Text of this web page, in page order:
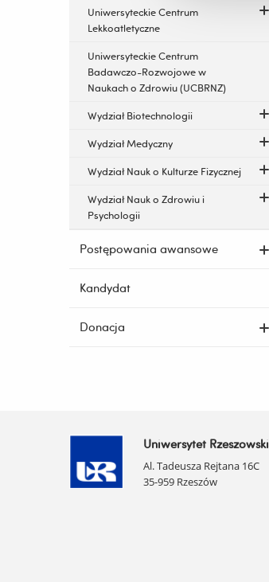
Uniwersyteckie Centrum
Lekkoatletyczne
Uniwersyteckie Centrum
Badawczo-Rozwojowe w
Naukach o Zdrowiu (UCBRNZ)
Wydział Biotechnologii
Wydział Medyczny
Wydział Nauk o Kulturze Fizycznej
Wydział Nauk o Zdrowiu i
Psychologii
Postępowania awansowe
Kandydat
Donacja
Uniwersytet Rzeszowski
Al. Tadeusza Rejtana 16C
35-959 Rzeszów